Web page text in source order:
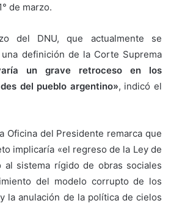
de marzo.
del DNU, que actualmente se
definición de la Corte Suprema
un grave retroceso en los
del pueblo argentino», indicó el
Oficina del Presidente remarca que
implicaría «el regreso de la Ley de
sistema rígido de obras sociales
del modelo corrupto de los
la anulación de la política de cielos